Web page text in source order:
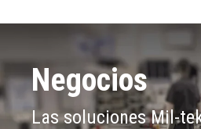
Negocios
Las soluciones Mil-